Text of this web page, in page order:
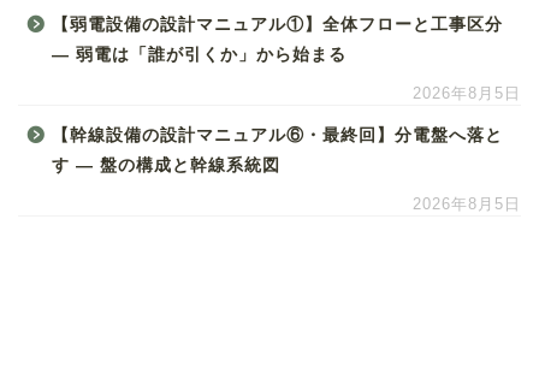
【弱電設備の設計マニュアル①】全体フローと工事区分
― 弱電は「誰が引くか」から始まる
2026年8月5日
【幹線設備の設計マニュアル⑥・最終回】分電盤へ落と
す ― 盤の構成と幹線系統図
2026年8月5日